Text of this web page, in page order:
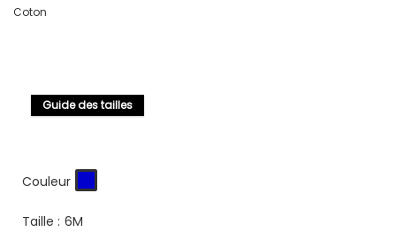
Coton
Guide des tailles
Couleur
Taille : 6M